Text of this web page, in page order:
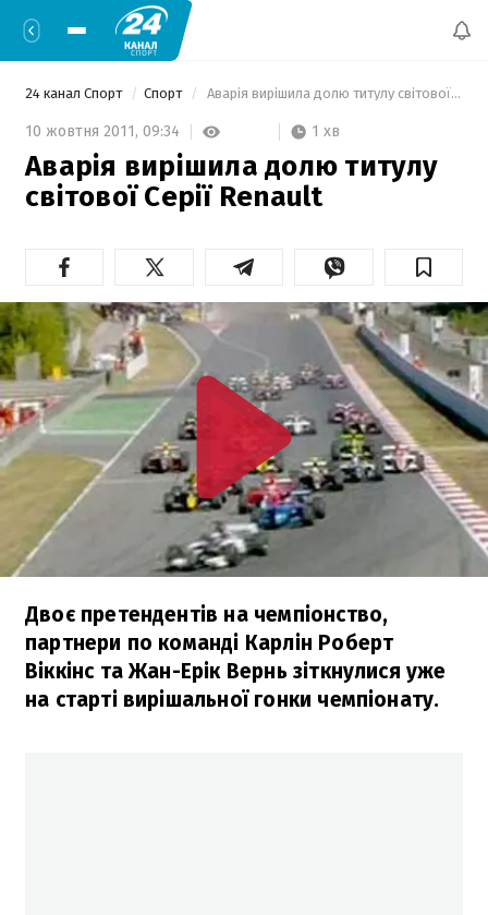
24 канал Спорт Спорт Аварія вирішила долю титулу світової Cерії Renault
10 жовтня 2011, 09:34 1 хв
Аварія вирішила долю титулу
світової Cерії Renault
Двоє претендентів на чемпіонство,
партнери по команді Карлін Роберт
Віккінс та Жан-Ерік Вернь зіткнулися уже
на старті вирішальної гонки чемпіонату.